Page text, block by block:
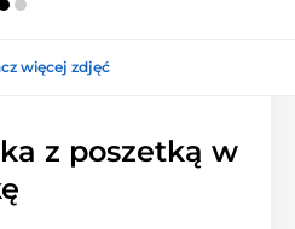
więcej zdjęć
z poszetką w